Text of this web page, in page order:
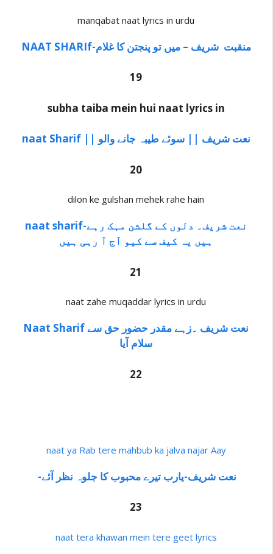
manqabat naat lyrics in urdu
NAAT SHARIf-منقبت شریف – میں تو پنجتن کا غلام
19
subha taiba mein hui naat lyrics in
naat Sharif || نعت شریف || سوئے طیبہ جانے والو
20
dilon ke gulshan mehek rahe hain
naat sharif-نعت شریف۔ دلوں کے گلشن مہک رہے
ہیں یہ کیف سے کیو آج آ رہی ہیں
21
naat zahe muqaddar lyrics in urdu
Naat Sharif نعت شریف ۔زہے مقدر حضور حق سے
سلام آیا
22
naat ya Rab tere mahbub ka jalva najar Aay
-نعت شریف-یارب تیرے محبوب کا جلوہ نظر آئے
23
naat tera khawan mein tere geet lyrics